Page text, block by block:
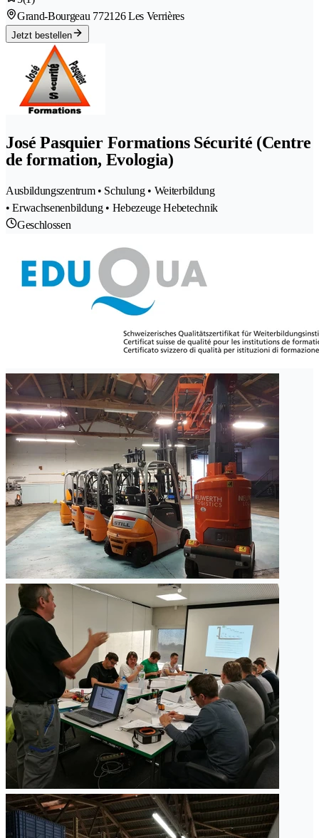
Grand-Bourgeau 772126 Les Verrières
Jetzt bestellen
José Pasquier Formations Sécurité (Centre
de formation, Evologia)
Ausbildungszentrum • Schulung • Weiterbildung
• Erwachsenenbildung • Hebezeuge Hebetechnik
Geschlossen